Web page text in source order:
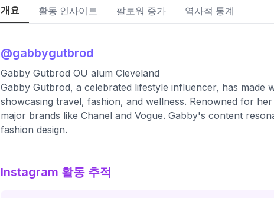
개요 활동 인사이트 팔로워 증가 역사적 통계
@gabbygutbrod
Gabby Gutbrod OU alum Cleveland
Gabby Gutbrod, a celebrated lifestyle influencer, has made
showcasing travel, fashion, and wellness. Renowned for
major brands like Chanel and Vogue. Gabby's content
fashion design.
Instagram 활동 추적